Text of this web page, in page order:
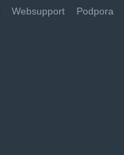
Websupport Podpora